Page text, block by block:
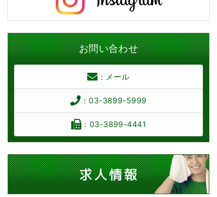
お問い合わせ
：メール
：03-3899-5999
：03-3899-4441